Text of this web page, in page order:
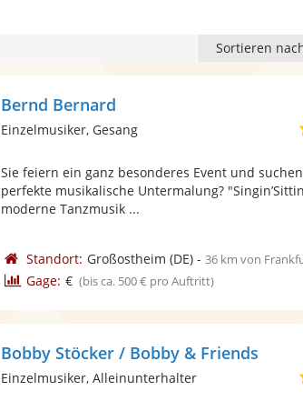
Bernd Bernard
Einzelmusiker, Gesang
Sie feiern ein ganz besonderes Event und
perfekte musikalische Untermalung?
moderne Tanzmusik ...
Standort: Großostheim (DE)- 36 km von
Gage: € (bis ca. 500 € pro Auftritt)
Bobby Stöcker / Bobby & Friends
Einzelmusiker, Alleinunterhalter